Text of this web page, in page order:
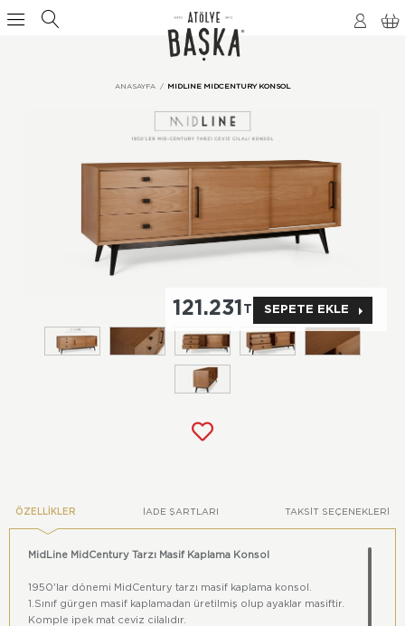
ANASAYFA MIDLINE MIDCENTURY KONSOL
121.231 TL SEPETE EKLE
ÖZELLIKLER İADE ŞARTLARI TAKSIT SEÇENEKLERI
MidLine MidCentury Tarzı Masif Kaplama Konsol
1950'lar dönemi MidCentury tarzı masif kaplama konsol.
1.Sınıf gürgen masif kaplamadan üretilmiş olup ayaklar masiftir.
Komple ipek mat ceviz cilalıdır.